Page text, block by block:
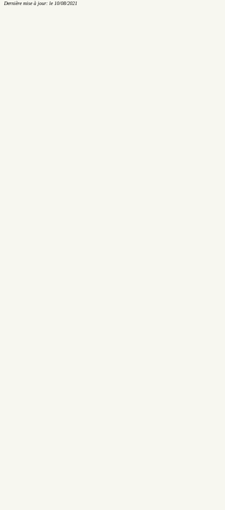
Dernière mise à jour: le 10/08/2021